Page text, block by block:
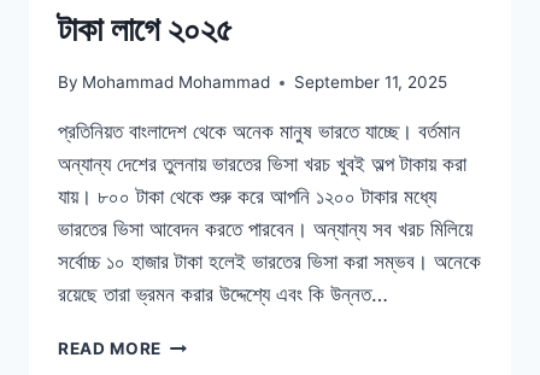
টাকা লাগে ২০২৫
By Mohammad Mohammad September 11, 2025
প্রতিনিয়ত বাংলাদেশ থেকে অনেক মানুষ ভারতে যাচ্ছে। বর্তমান
অন্যান্য দেশের তুলনায় ভারতের ভিসা খরচ খুবই অল্প টাকায় করা
যায়। ৮০০ টাকা থেকে শুরু করে আপনি ১২০০ টাকার মধ্যে
ভারতের ভিসা আবেদন করতে পারবেন। অন্যান্য সব খরচ মিলিয়ে
সর্বোচ্চ ১০ হাজার টাকা হলেই ভারতের ভিসা করা সম্ভব। অনেকে
রয়েছে তারা ভ্রমন করার উদ্দেশ্যে এবং কি উন্নত…
READ MORE বাংলাদেশ